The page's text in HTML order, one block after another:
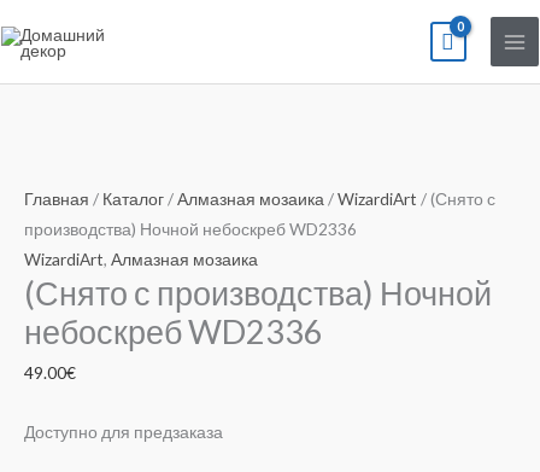
к
Главная / Каталог/Алмазная мозаика /WizardiArt / (Снято с
производства) Ночной небоскреб WD2336
WizardiArt, Алмазная мозаика
(Снято с производства) Ночной
небоскреб WD2336
49.00€
Доступно для предзаказа
товара
(Снято
с
производства)
Ночной
небоскреб
WD2336